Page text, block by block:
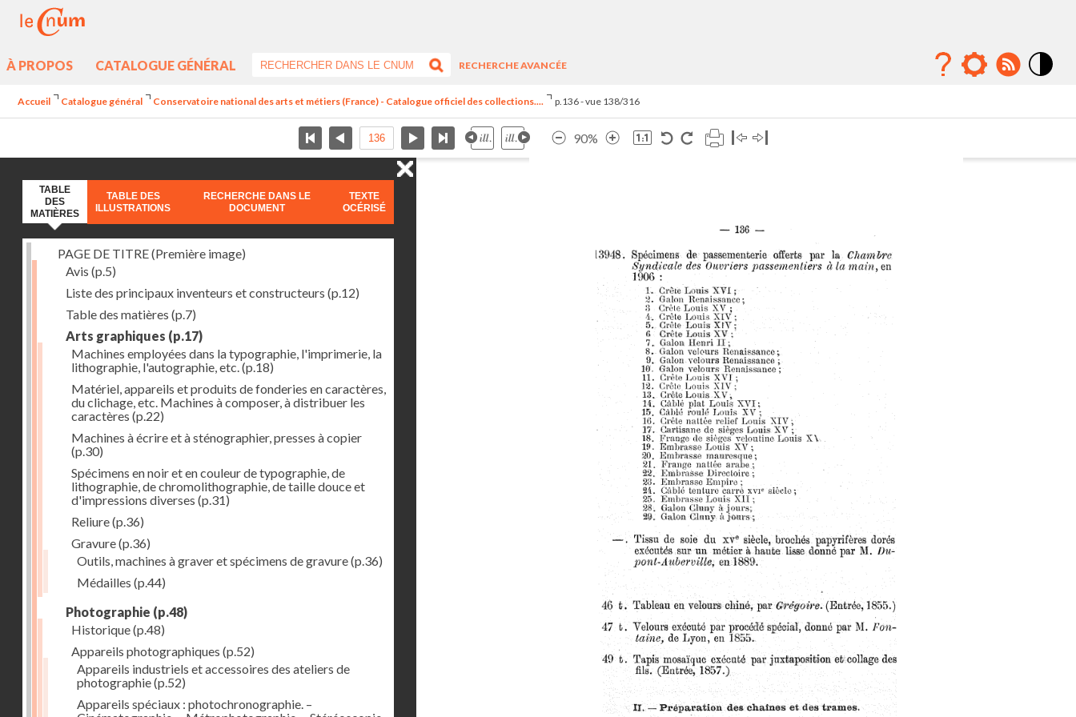
À PROPOS CATALOGUE GÉNÉRAL
RECHERCHE AVANCÉE
Accueil Catalogue général Conservatoire national des arts et métiers (France) - Catalogue officiel des collections.... p.136 - vue 138/316
90%
TABLE
DES
MATIÈRES
TABLE DES
ILLUSTRATIONS
RECHERCHE DANS LE
DOCUMENT
TEXTE
OCÉRISÉ
PAGE DE TITRE (Première image)
Avis (p.5)
Liste des principaux inventeurs et constructeurs (p.12)
Table des matières (p.7)
Arts graphiques (p.17)
Machines employées dans la typographie, l'imprimerie, la
lithographie, l'autographie, etc.(p.18)
Matériel, appareils et produits de fonderies en caractères,
du clichage, etc. Machines à composer, à distribuer les
caractères (p.22)
Machines à écrire et à sténographier, presses à copier
(p.30)
Spécimens en noir et en couleur de typographie, de
lithographie, de chromolithographie, de taille douce et
d'impressions diverses (p.31)
Reliure(p.36)
Gravure(p.36)
Outils, machines à graver et spécimens de gravure(p.36)
Médailles (p.44)
Photographie (p.48)
Historique(p.48)
Appareils photographiques (p.52)
Appareils industriels et accessoires des ateliers de
photographie(p.52)
Appareils spéciaux : photochronographie. –